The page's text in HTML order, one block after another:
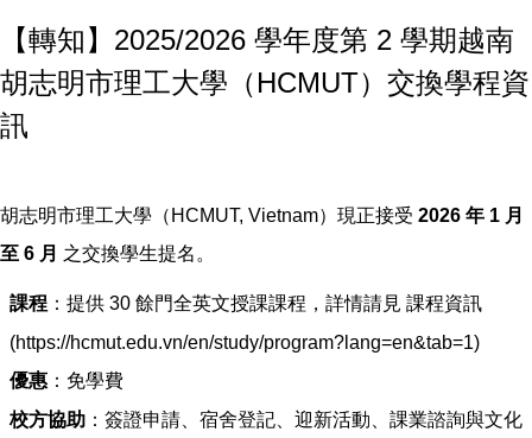
【轉知】2025/2026 學年度第 2 學期越南
胡志明市理工大學（HCMUT）交換學程資
訊
胡志明市理工大學（HCMUT, Vietnam）現正接受 2026 年 1 月
至 6 月 之交換學生提名。
課程 ：提供 30 餘門全英文授課課程，詳情請見 課程資訊
(https://hcmut.edu.vn/en/study/program?lang=en&tab=1)
優惠 ：免學費
校方協助 ：簽證申請、宿舍登記、迎新活動、課業諮詢與文化